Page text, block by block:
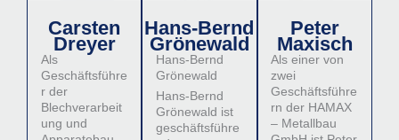
Carsten
Dreyer
Als
Geschäftsführe
r der
Blechverarbeit
ung und
Hans-Bernd
Grönewald
Hans-Bernd
Grönewald
Hans-Bernd
Grönewald ist
geschäftsführe
Peter
Maxisch
Als einer von
zwei
Geschäftsführe
rn der HAMAX
– Metallbau